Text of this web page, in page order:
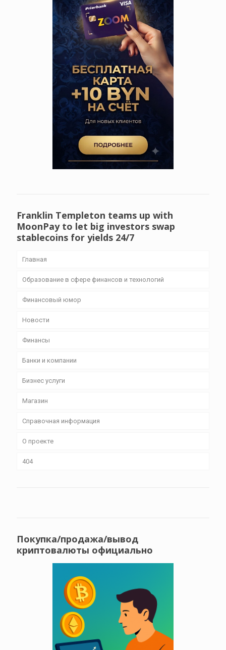
Franklin Templeton teams up with
MoonPay to let big investors swap
stablecoins for yields 24/7
Главная
Образование в сфере финансов и технологий
Финансовый юмор
Новости
Финансы
Банки и компании
Бизнес уcлуги
Магазин
Справочная информация
О проекте
404
Покупка/продажа/вывод
криптовалюты официально